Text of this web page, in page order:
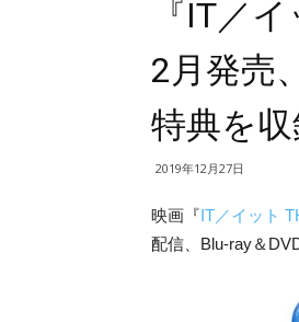
『IT／
2月発売
特典を
2019年12月27日
映画『IT／イット
配信、Blu-ray＆